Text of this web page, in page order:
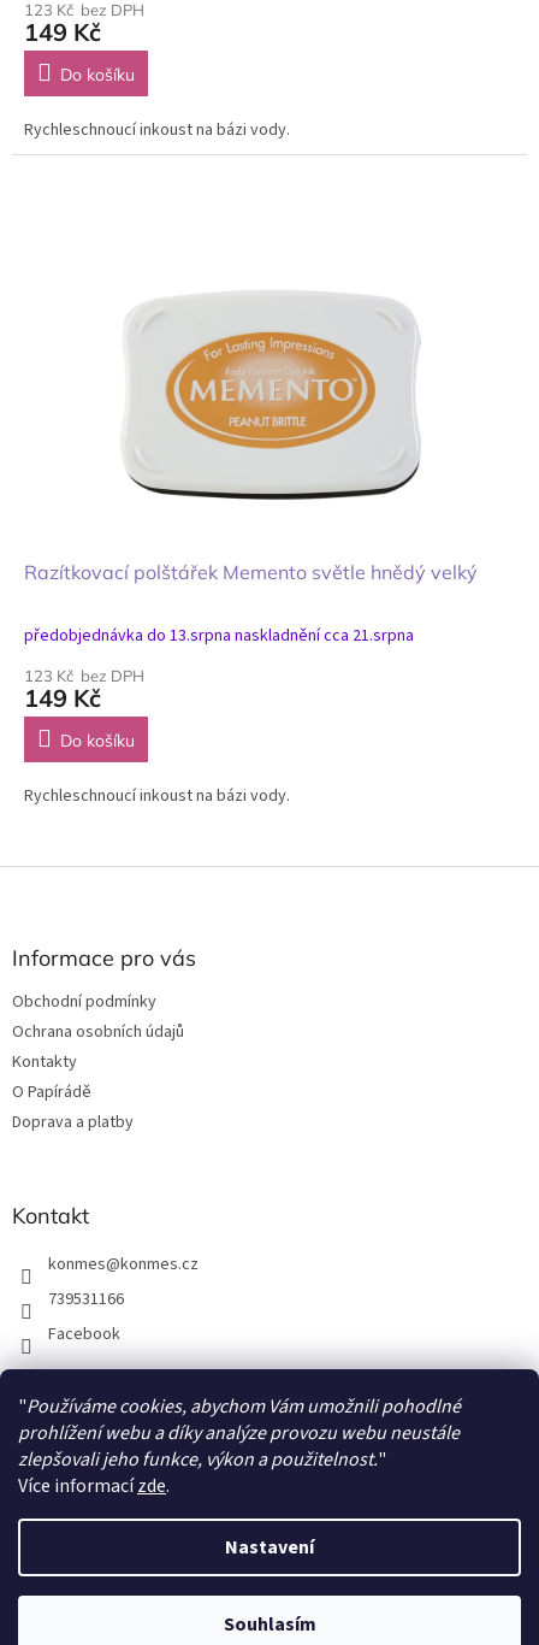
"Používáme cookies, abychom Vám umožnili pohodlné
prohlížení webu a díky analýze provozu webu neustále
zlepšovali jeho funkce, výkon a použitelnost."
Více informacízde.
Nastavení
Souhlasím
123 Kč bez DPH
149 Kč
Do košíku
Rychleschnoucí inkoust na bázi vody.
Razítkovací polštářek Memento světle hnědý velký
předobjednávka do 13.srpna naskladnění cca 21.srpna
123 Kč bez DPH
149 Kč
Do košíku
Rychleschnoucí inkoust na bázi vody.
Z
Informace pro vás
Obchodní podmínky
Ochrana osobních údajů
Kontakty
O Papírádě
Doprava a platby
Kontakt
konmes@konmes.cz
739531166
Facebook
Facebook
Vytvořil Shoptet
Papíráda. Všechna práva vyhrazena.